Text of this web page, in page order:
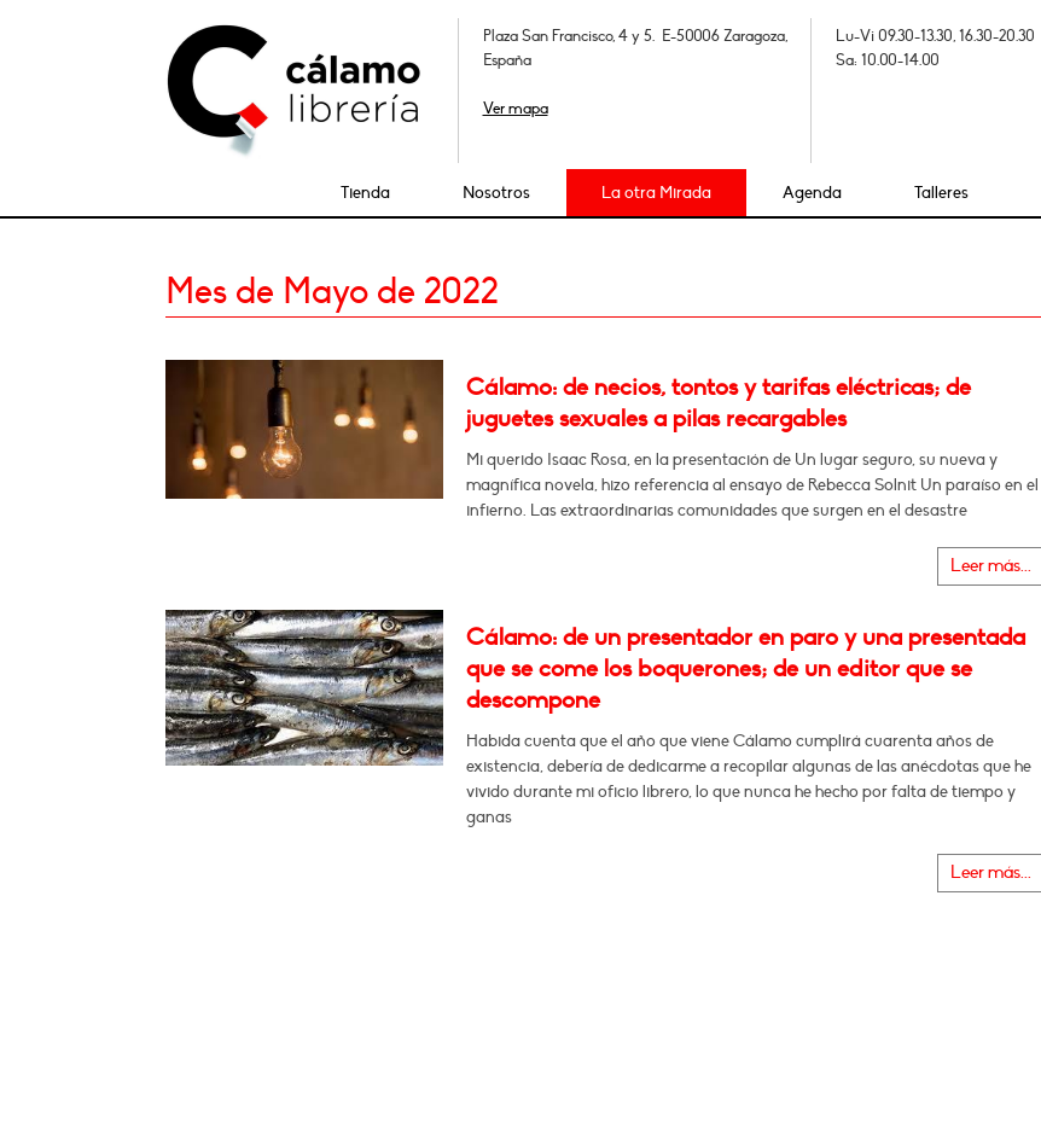
Plaza San Francisco, 4 y 5. E-50006 Zaragoza,
España
Ver mapa
Lu-Vi 09.30-13.30, 16.30-20.30
Sa: 10.00-14.00
Tienda Nosotros La otra Mirada Agenda Talleres
Mes de Mayo de 2022
Cálamo: de necios, tontos y tarifas eléctricas; de
juguetes sexuales a pilas recargables
Mi querido Isaac Rosa, en la presentación de Un lugar seguro, su nueva y
magnífica novela, hizo referencia al ensayo de Rebecca Solnit Un paraíso en el
infierno. Las extraordinarias comunidades que surgen en el desastre
Leer más...
Cálamo: de un presentador en paro y una presentada
que se come los boquerones; de un editor que se
descompone
Habida cuenta que el año que viene Cálamo cumplirá cuarenta años de
existencia, debería de dedicarme a recopilar algunas de las anécdotas que he
vivido durante mi oficio librero, lo que nunca he hecho por falta de tiempo y
ganas
Leer más...